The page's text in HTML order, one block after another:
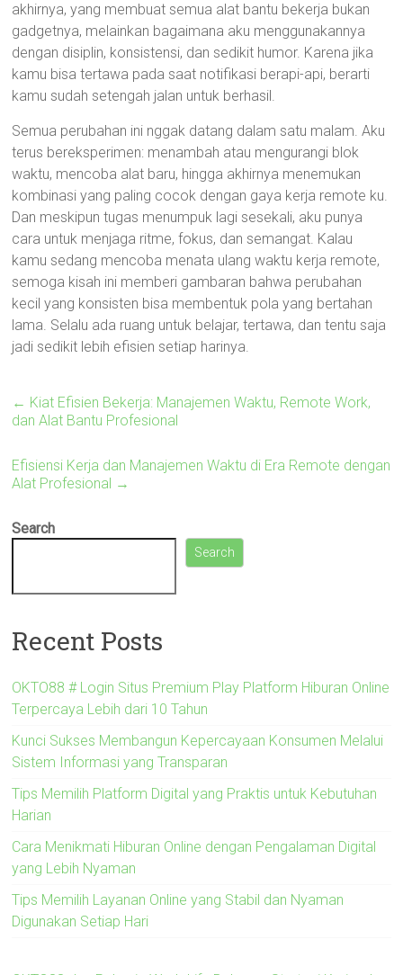
akhirnya, yang membuat semua alat bantu bekerja bukan
gadgetnya, melainkan bagaimana aku menggunakannya
dengan disiplin, konsistensi, dan sedikit humor. Karena jika
kamu bisa tertawa pada saat notifikasi berapi-api, berarti
kamu sudah setengah jalan untuk berhasil.
Semua perubahan ini nggak datang dalam satu malam. Aku
terus bereksperimen: menambah atau mengurangi blok
waktu, mencoba alat baru, hingga akhirnya menemukan
kombinasi yang paling cocok dengan gaya kerja remote ku.
Dan meskipun tugas menumpuk lagi sesekali, aku punya
cara untuk menjaga ritme, fokus, dan semangat. Kalau
kamu sedang mencoba menata ulang waktu kerja remote,
semoga kisah ini memberi gambaran bahwa perubahan
kecil yang konsisten bisa membentuk pola yang bertahan
lama. Selalu ada ruang untuk belajar, tertawa, dan tentu saja
jadi sedikit lebih efisien setiap harinya.
← Kiat Efisien Bekerja: Manajemen Waktu, Remote Work,
dan Alat Bantu Profesional
Efisiensi Kerja dan Manajemen Waktu di Era Remote dengan
Alat Profesional →
Search
Search
Recent Posts
OKTO88 # Login Situs Premium Play Platform Hiburan Online
Terpercaya Lebih dari 10 Tahun
Kunci Sukses Membangun Kepercayaan Konsumen Melalui
Sistem Informasi yang Transparan
Tips Memilih Platform Digital yang Praktis untuk Kebutuhan
Harian
Cara Menikmati Hiburan Online dengan Pengalaman Digital
yang Lebih Nyaman
Tips Memilih Layanan Online yang Stabil dan Nyaman
Digunakan Setiap Hari